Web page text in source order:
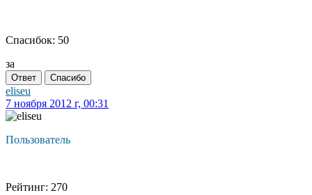
Спасибок: 50
за
Ответ Спасибо
eliseu
7 ноября 2012 г, 00:31
Пользователь
Рейтинг: 270